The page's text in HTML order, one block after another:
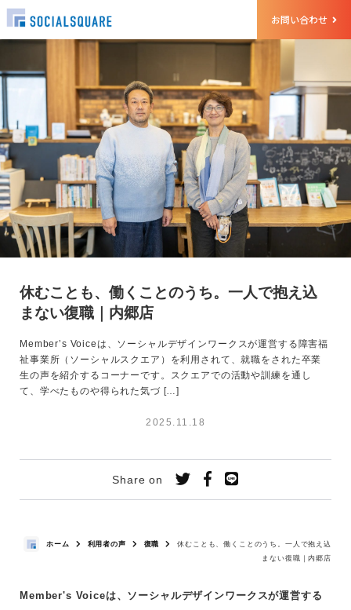
お問い合わせ
休むことも、働くことのうち。一人で抱え込
まない復職｜内郷店
Member’s Voiceは、ソーシャルデザインワークスが運営する障害福
祉事業所（ソーシャルスクエア）を利用されて、就職をされた卒業
生の声を紹介するコーナーです。スクエアでの活動や訓練を通し
て、学べたものや得られた気づ […]
2025.11.18
Share on
ホーム 利用者の声 復職
休むことも、働くことのうち。一人で抱え込
まない復職｜内郷店
Member's Voiceは、ソーシャルデザインワークスが運営する